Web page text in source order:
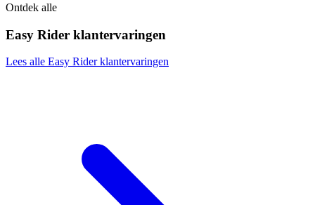
Ontdek alle
Easy Rider klantervaringen
Lees alle Easy Rider klantervaringen